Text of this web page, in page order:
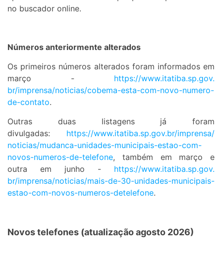
no buscador online.
Números anteriormente alterados
Os primeiros números alterados foram informados em
março - https://www.itatiba.sp.gov.
br/imprensa/noticias/cobema-esta-com-novo-numero-
de-contato.
Outras duas listagens já foram
divulgadas: https://www.itatiba.sp.gov.br/imprensa/
noticias/mudanca-unidades-municipais-estao-com-
novos-numeros-de-telefone, também em março e
outra em junho - https://www.itatiba.sp.gov.
br/imprensa/noticias/mais-de-30-unidades-municipais-
estao-com-novos-numeros-detelefone.
Novos telefones (atualização agosto 2026)